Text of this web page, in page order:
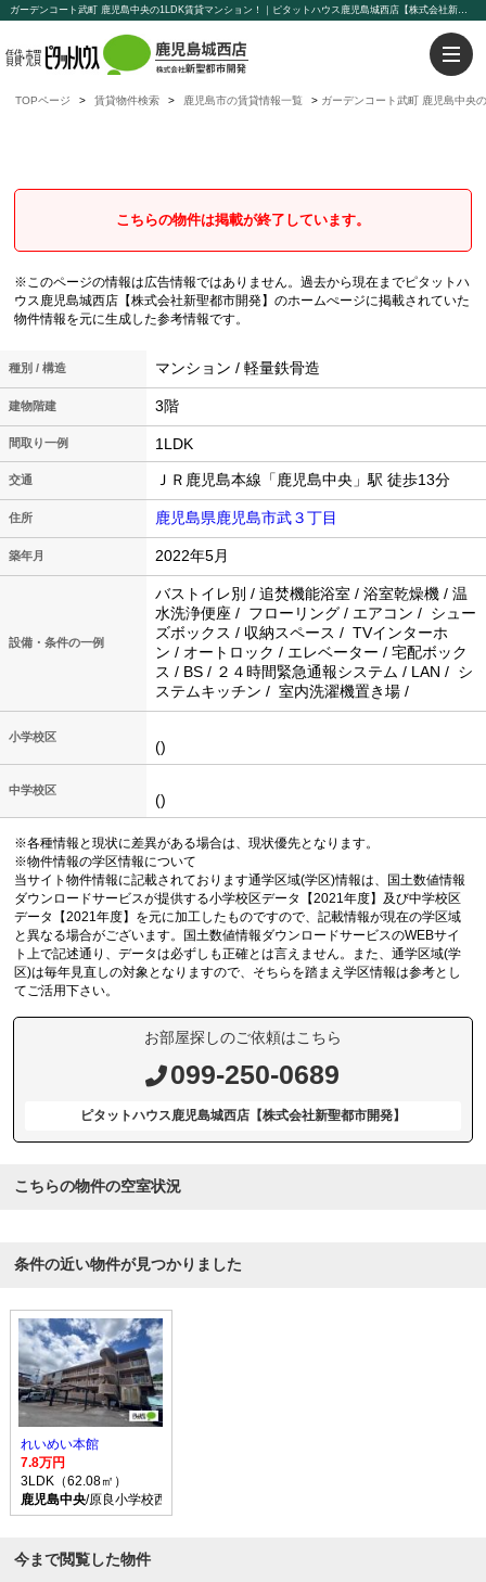
ガーデンコート武町 鹿児島中央の1LDK賃貸マンション！｜ピタットハウス鹿児島城西店【株式会社新聖都市開発】
TOPページ 賃貸物件検索 鹿児島市の賃貸情報一覧 ガーデンコート武町 鹿児島中央
こちらの物件は掲載が終了しています。
※このページの情報は広告情報ではありません。過去から現在までピタットハ
ウス鹿児島城西店【株式会社新聖都市開発】のホームぺージに掲載されていた
物件情報を元に生成した参考情報です。
種別 / 構造 マンション / 軽量鉄骨造
建物階建 3階
間取り一例 1LDK
交通 ＪＲ鹿児島本線「鹿児島中央」駅 徒歩13分
住所 鹿児島県鹿児島市武３丁目
築年月 2022年5月
設備・条件の一例
バストイレ別 / 追焚機能浴室 / 浴室乾燥機 / 温
水洗浄便座 / フローリング / エアコン / シュー
ズボックス / 収納スペース / TVインターホ
ン / オートロック / エレベーター / 宅配ボック
ス / BS / ２４時間緊急通報システム / LAN / シ
ステムキッチン / 室内洗濯機置き場 /
小学校区
()
中学校区
()
※各種情報と現状に差異がある場合は、現状優先となります。
※物件情報の学区情報について
当サイト物件情報に記載されております通学区域(学区)情報は、国土数値情報
ダウンロードサービスが提供する小学校区データ【2021年度】及び中学校区
データ【2021年度】を元に加工したものですので、記載情報が現在の学区域
と異なる場合がございます。国土数値情報ダウンロードサービスのWEBサイ
ト上で記述通り、データは必ずしも正確とは言えません。また、通学区域(学
区)は毎年見直しの対象となりますので、そちらを踏まえ学区情報は参考とし
てご活用下さい。
お部屋探しのご依頼はこちら
099-250-0689
ピタットハウス鹿児島城西店【株式会社新聖都市開発】
こちらの物件の空室状況
条件の近い物件が見つかりました
れいめい本館
7.8万円
3LDK（62.08㎡）
鹿児島中央/原良小学校西 バス乗車時間10分 停歩1分
今まで閲覧した物件